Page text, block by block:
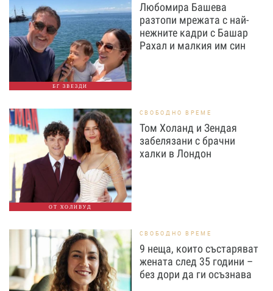
БГ ЗВЕЗДИ
Любомира Башева
разтопи мрежата с най-
нежните кадри с Башар
Рахал и малкия им син
ОТ ХОЛИВУД
СВОБОДНО ВРЕМЕ
Том Холанд и Зендая
забелязани с брачни
халки в Лондон
СВОБОДНО ВРЕМЕ
9 неща, които състаряват
жената след 35 години –
без дори да ги осъзнава